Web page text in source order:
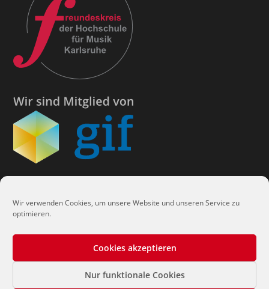
Wir verwenden Cookies, um unsere Website und unseren Service zu
optimieren.
Cookies akzeptieren
Nur funktionale Cookies
Rüppurrer Straße 1A, 76137 Karlsruhe